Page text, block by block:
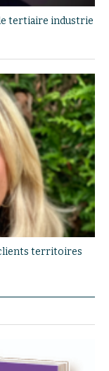
tertiaire industrie
territoires